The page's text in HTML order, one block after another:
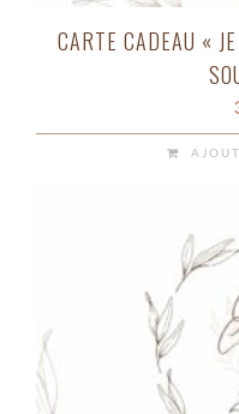
CARTE CADEAU «